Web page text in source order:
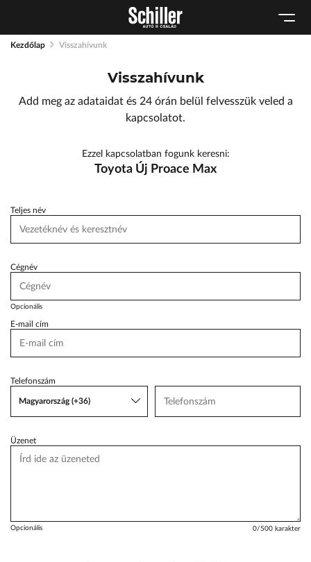
Lexus Pest
BYD Schiller
Geely Schiller
ŠKODA Schiller
Toyota Schiller
Szerviz cserejárművek
Tesla Approved Body Shop
Kezdőlap Visszahívunk
Visszahívunk
Add meg az adataidat és 24 órán belül felvesszük veled a
kapcsolatot.
Ezzel kapcsolatban fogunk keresni:
Toyota Új Proace Max
Teljes név
Cégnév
Opcionális
E-mail cím
Telefonszám
Magyarország (+36)
Üzenet
Opcionális 0/500 karakter